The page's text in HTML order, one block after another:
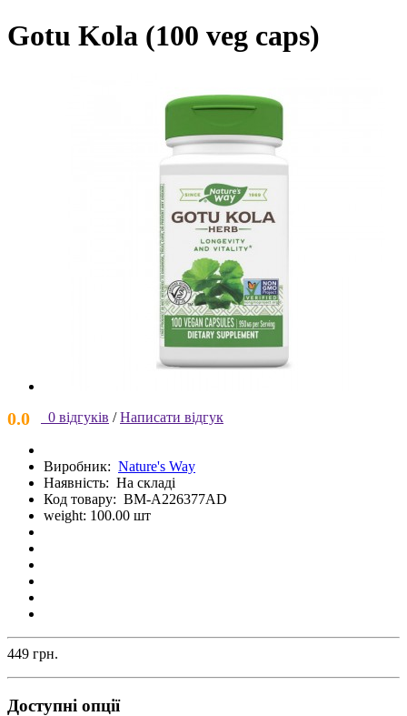
Gotu Kola (100 veg caps)
0.0 0 відгуків / Написати відгук
Виробник: Nature's Way
Наявність: На складі
Код товару: BM-A226377AD
weight: 100.00 шт
449 грн.
Доступні опції